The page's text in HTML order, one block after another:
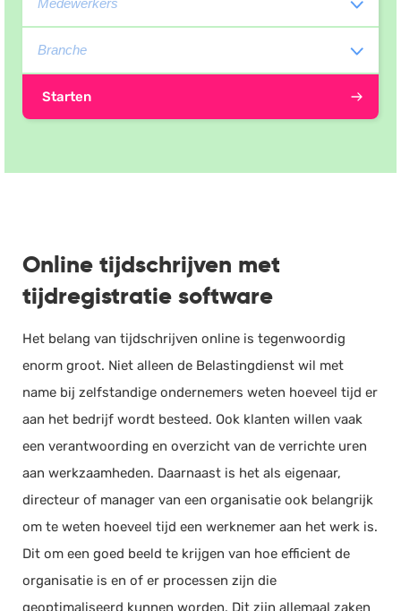
Starten
Online tijdschrijven met
tijdregistratie software
Het belang van tijdschrijven online is tegenwoordig
enorm groot. Niet alleen de Belastingdienst wil met
name bij zelfstandige ondernemers weten hoeveel tijd er
aan het bedrijf wordt besteed. Ook klanten willen vaak
een verantwoording en overzicht van de verrichte uren
aan werkzaamheden. Daarnaast is het als eigenaar,
directeur of manager van een organisatie ook belangrijk
om te weten hoeveel tijd een werknemer aan het werk is.
Dit om een goed beeld te krijgen van hoe efficient de
organisatie is en of er processen zijn die
geoptimaliseerd kunnen worden. Dit zijn allemaal zaken